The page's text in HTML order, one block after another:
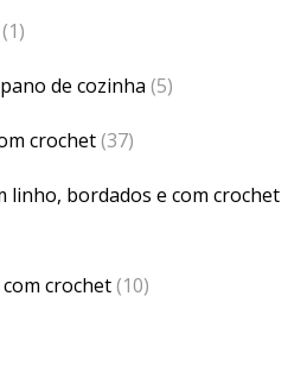
(1)
de cozinha (5)
crochet(37)
linho, bordados e com crochet
crochet(10)